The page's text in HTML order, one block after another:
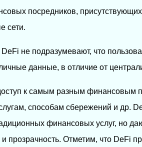
посредников,
сети.
DeFi не подразумевают, что
данные, в отличие от
к самым разным финансовым
способам сбережений и др.
финансовых услуг, но
прозрачность. Отметим, что DeFi